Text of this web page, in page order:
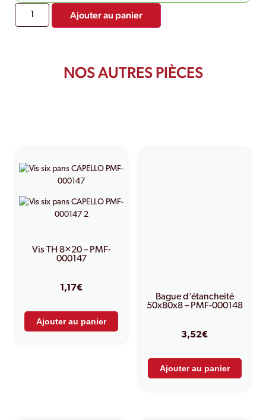
Ajouter au panier
NOS AUTRES PIÈCES
Vis TH 8×20 – PMF-
000147
1,17€
Ajouter au panier
Bague d’étancheité
50x80x8 – PMF-000148
3,52€
Ajouter au panier